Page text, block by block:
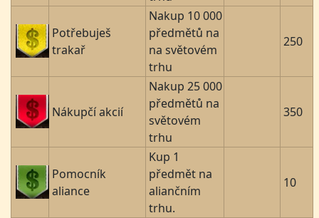
Potřebuješ
trakař
Nakup 10 000
předmětů na
na světovém
trhu
250
Nákupčí akcií
Nakup 25 000
předmětů na
světovém
trhu
350
Pomocník
aliance
Kup 1
předmět na
aliančním
trhu.
10